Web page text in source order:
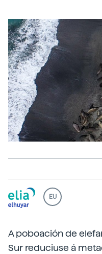
EU
A poboación de
Sur reduciuse á